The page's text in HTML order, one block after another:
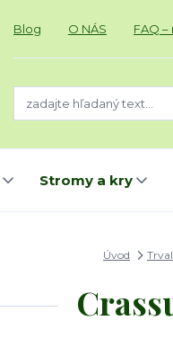
Blog O NÁS FAQ
Stromy a kry
Úvod